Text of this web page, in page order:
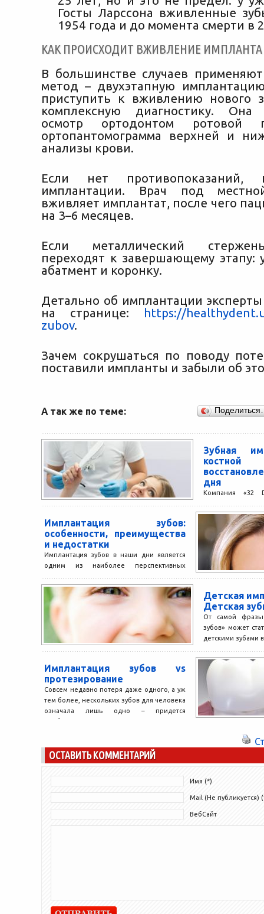
Госты Ларссона вживленные
1954 года и до момента смерти в
КАК ПРОИСХОДИТ ВЖИВЛЕНИЕ ИМПЛАНТА
В большинстве случаев применяют
метод – двухэтапную
приступить к вживлению нового
комплексную диагностику. Она
осмотр ортодонтом ротовой
ортопантомограмма верхней и
анализы крови.
Если нет противопоказаний,
имплантации. Врач под
вживляет имплантат, после чего
на 3–6 месяцев.
Если металлический
переходят к завершающему этапу:
абатмент и коронку.
Детально об имплантации
на странице: https://
zubov.
Зачем сокрушаться по поводу
поставили импланты и забыли об
А так же по теме:
Зубная
дня
Компания «32
комфортным и
выполняют
костной
Имплантация зубов:
особенности, преимущества
и недостатки
Имплантация зубов в наши дни является
одним из наиболее перспективных
зубов. Она получила широкое
распространение в стоматологии,...
Детская
Детская
От самой фразы
зубов» может
детскими зубами
Имплантация зубов vs
протезирование
Совсем недавно потеря даже одного, а уж
тем более, нескольких зубов для человека
означала лишь одно – придется
прибегнуть к...
ОСТАВИТЬ КОММЕНТАРИЙ
Имя (*)
Mail (Не публикуется)
ВебСайт